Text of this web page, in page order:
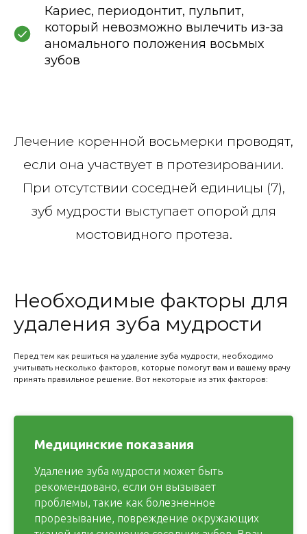
Кариес, периодонтит, пульпит,
который невозможно вылечить из-за
аномального положения восьмых
зубов
Лечение коренной восьмерки проводят,
если она участвует в протезировании.
При отсутствии соседней единицы (7),
зуб мудрости выступает опорой для
мостовидного протеза.
Необходимые факторы для
удаления зуба мудрости
Перед тем как решиться на удаление зуба мудрости, необходимо
учитывать несколько факторов, которые помогут вам и вашему врачу
принять правильное решение. Вот некоторые из этих факторов:
Медицинские показания
Удаление зуба мудрости может быть
рекомендовано, если он вызывает
проблемы, такие как болезненное
прорезывание, повреждение окружающих